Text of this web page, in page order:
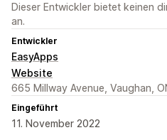
Dieser Entwickler bietet keinen
an.
Entwickler
EasyApps
Website
665 Millway Avenue, Vaughan,
Eingeführt
11. November 2022